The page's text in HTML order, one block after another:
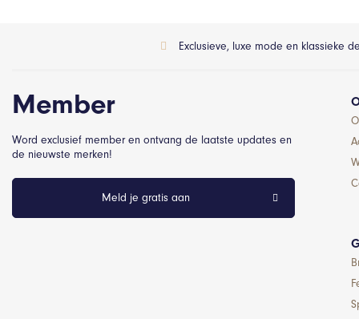
Exclusieve, luxe mode en klassieke
Member
Word exclusief member en ontvang de laatste updates en
de nieuwste merken!
Meld je gratis aan